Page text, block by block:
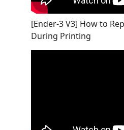
[Ender-3 V3] How to
During Printing